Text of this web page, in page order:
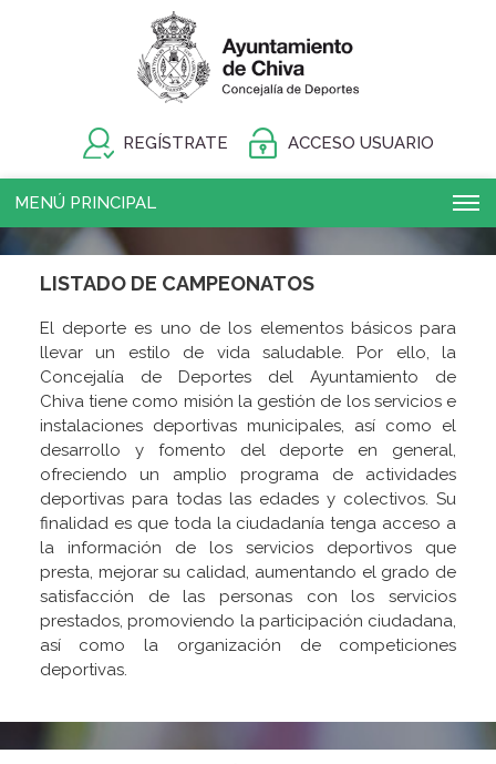
REGÍSTRATE ACCESO USUARIO
MENÚ PRINCIPAL
LISTADO DE CAMPEONATOS
El deporte es uno de los elementos básicos para
llevar un estilo de vida saludable. Por ello, la
Concejalía de Deportes del Ayuntamiento de
Chiva tiene como misión la gestión de los servicios e
instalaciones deportivas municipales, así como el
desarrollo y fomento del deporte en general,
ofreciendo un amplio programa de actividades
deportivas para todas las edades y colectivos. Su
finalidad es que toda la ciudadanía tenga acceso a
la información de los servicios deportivos que
presta, mejorar su calidad, aumentando el grado de
satisfacción de las personas con los servicios
prestados, promoviendo la participación ciudadana,
así como la organización de competiciones
deportivas.